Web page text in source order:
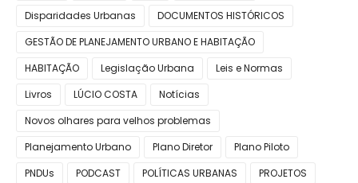
Disparidades Urbanas
DOCUMENTOS HISTÓRICOS
GESTÃO DE PLANEJAMENTO URBANO E HABITAÇÃO
HABITAÇÃO
Legislação Urbana
Leis e Normas
Livros
LÚCIO COSTA
Notícias
Novos olhares para velhos problemas
Planejamento Urbano
Plano Diretor
Plano Piloto
PNDUs
PODCAST POLÍTICAS URBANAS
PROJETOS